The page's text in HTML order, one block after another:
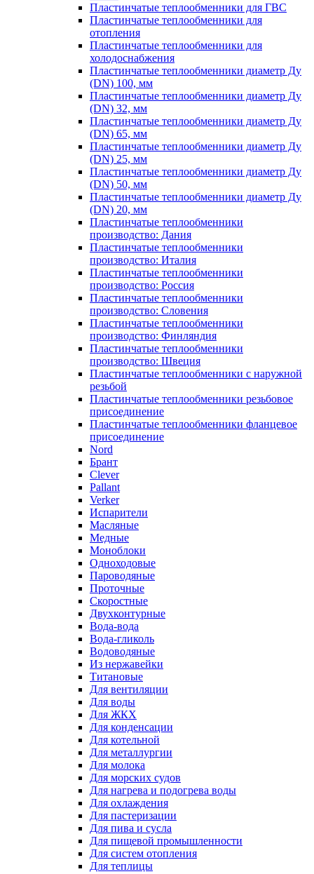
Пластинчатые теплообменники для ГВС
Пластинчатые теплообменники для
отопления
Пластинчатые теплообменники для
холодоснабжения
Пластинчатые теплообменники диаметр Ду
(DN) 100, мм
Пластинчатые теплообменники диаметр Ду
(DN) 32, мм
Пластинчатые теплообменники диаметр Ду
(DN) 65, мм
Пластинчатые теплообменники диаметр Ду
(DN) 25, мм
Пластинчатые теплообменники диаметр Ду
(DN) 50, мм
Пластинчатые теплообменники диаметр Ду
(DN) 20, мм
Пластинчатые теплообменники
производство: Дания
Пластинчатые теплообменники
производство: Италия
Пластинчатые теплообменники
производство: Россия
Пластинчатые теплообменники
производство: Словения
Пластинчатые теплообменники
производство: Финляндия
Пластинчатые теплообменники
производство: Швеция
Пластинчатые теплообменники с наружной
резьбой
Пластинчатые теплообменники резьбовое
присоединение
Пластинчатые теплообменники фланцевое
присоединение
Nord
Брант
Clever
Pallant
Verker
Испарители
Масляные
Медные
Моноблоки
Одноходовые
Пароводяные
Проточные
Скоростные
Двухконтурные
Вода-вода
Вода-гликоль
Водоводяные
Из нержавейки
Титановые
Для вентиляции
Для воды
Для ЖКХ
Для конденсации
Для котельной
Для металлургии
Для молока
Для морских судов
Для нагрева и подогрева воды
Для охлаждения
Для пастеризации
Для пива и сусла
Для пищевой промышленности
Для систем отопления
Для теплицы